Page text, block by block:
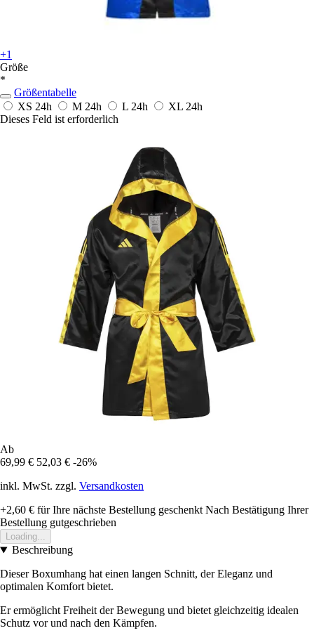
+1
Größe
*
Größentabelle
XS 24h M 24h L 24h XL 24h
Dieses Feld ist erforderlich
Ab
69,99 € 52,03 € -26%
inkl. MwSt. zzgl. Versandkosten
+2,60 € für Ihre nächste Bestellung geschenkt Nach Bestätigung Ihrer
Bestellung gutgeschrieben
Loading...
Beschreibung
Dieser Boxumhang hat einen langen Schnitt, der Eleganz und
optimalen Komfort bietet.
Er ermöglicht Freiheit der Bewegung und bietet gleichzeitig idealen
Schutz vor und nach den Kämpfen.